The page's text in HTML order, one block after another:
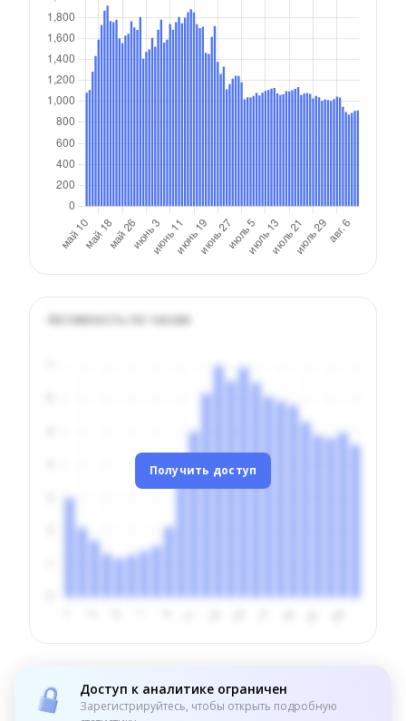
Активность по часам
Получить доступ
Доступ к аналитике ограничен
Зарегистрируйтесь, чтобы открыть подробную